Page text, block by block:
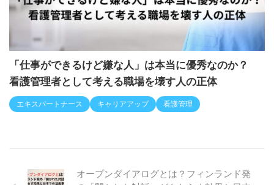
「仕事ができるけど嫌な人」は本当に優秀なのか？
看護管理者として考える職場を壊す人の正体
エキスパートナース キャリアアップ 看護管理
オープンダイアログとは？フィンランド発